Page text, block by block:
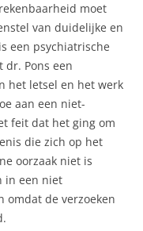
moet
van duidelijke en
een psychiatrische
dr. Pons een
het letsel en het werk
aan een niet-
feit dat het ging om
die zich op het
oorzaak niet is
in een niet
omdat de verzoeken